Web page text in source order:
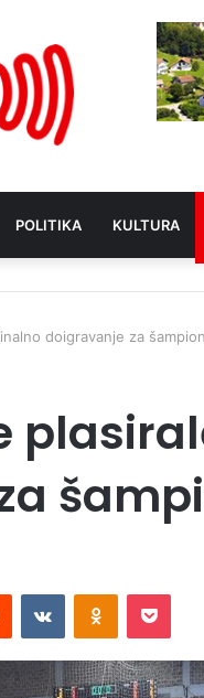
POLITIKA KULTURA
doigravanje za
Reddit VKontakteOdnoklassniki